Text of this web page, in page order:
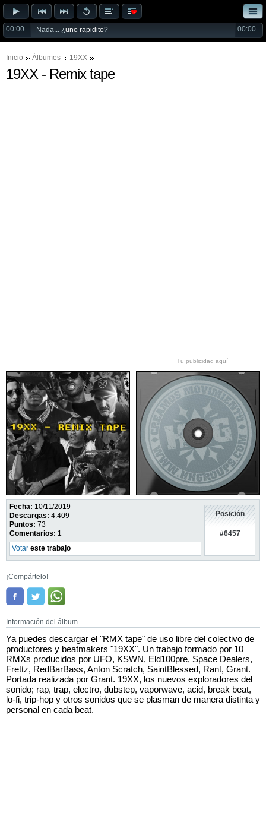
00:00 Nada... ¿uno rapidito? 00:00
Inicio Álbumes 19XX
19XX - Remix tape
Tu publicidad aquí
Fecha: 10/11/2019
Descargas: 4.409
Puntos: 73
Comentarios: 1
Votar este trabajo
Posición
#6457
¡Compártelo!
Información del álbum
Ya puedes descargar el "RMX tape" de uso libre del colectivo de
productores y beatmakers "19XX". Un trabajo formado por 10
RMXs producidos por UFO, KSWN, Eld100pre, Space Dealers,
Frettz, RedBarBass, Anton Scratch, SaintBlessed, Rant, Grant.
Portada realizada por Grant. 19XX, los nuevos exploradores del
sonido; rap, trap, electro, dubstep, vaporwave, acid, break beat,
lo-fi, trip-hop y otros sonidos que se plasman de manera distinta y
personal en cada beat.